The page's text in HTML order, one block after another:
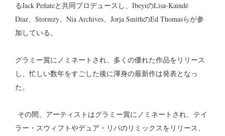
るJack Peñateと共同プロデュースし、IbeyiのLisa-Kaindé
Diaz、Stormzy、Nia Archives、Jorja SmithのEd Thomasらが参
加している。
グラミー賞にノミネートされ、多くの優れた作品をリリース
し、忙しい数年をすごした後に渾身の最新作は発表となっ
た。
その間、アーティストはグラミー賞にノミネートされ、テイ
ラー・スウィフトやデュア・リパのリミックスをリリース、